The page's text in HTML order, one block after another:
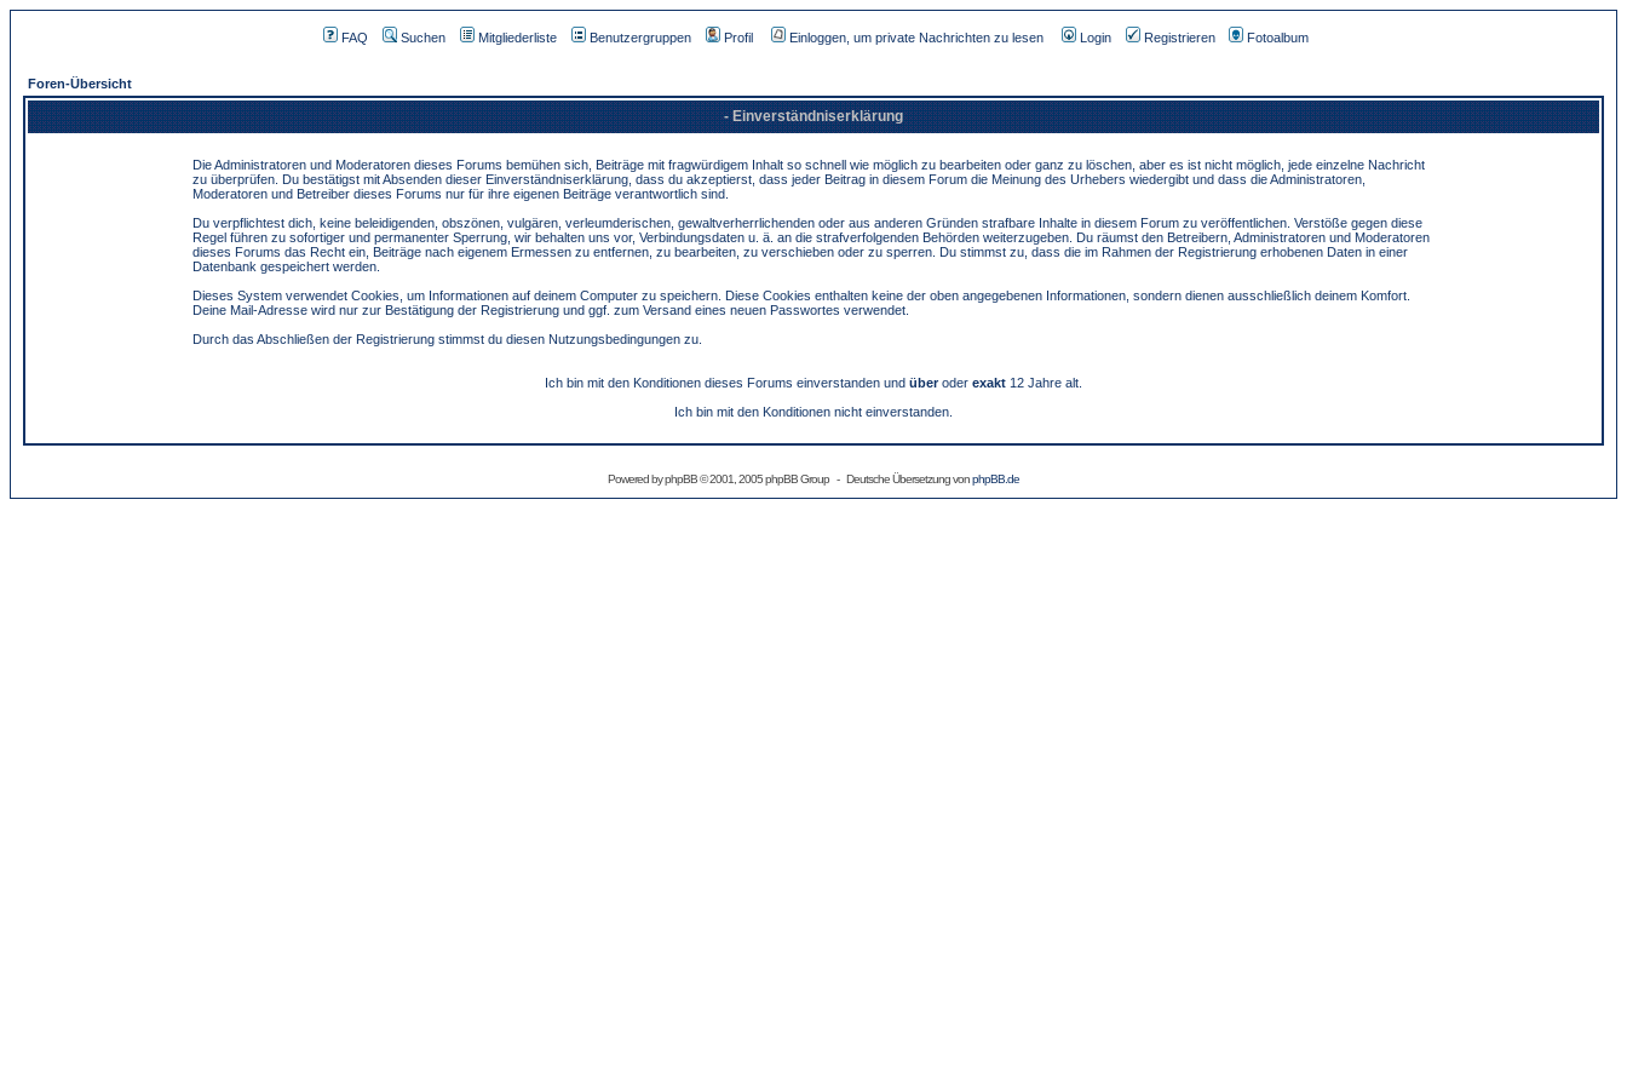
FAQ Suchen Mitgliederliste Benutzergruppen Profil Einloggen, um private Nachrichten zu lesen Login Registrieren Fotoalbum
Foren-Übersicht
- Einverständniserklärung
Die Administratoren und Moderatoren dieses Forums bemühen sich, Beiträge mit fragwürdigem Inhalt so schnell wie möglich zu bearbeiten oder ganz zu löschen, aber es ist nicht möglich, jede einzelne Nachricht
zu überprüfen. Du bestätigst mit Absenden dieser Einverständniserklärung, dass du akzeptierst, dass jeder Beitrag in diesem Forum die Meinung des Urhebers wiedergibt und dass die Administratoren,
Moderatoren und Betreiber dieses Forums nur für ihre eigenen Beiträge verantwortlich sind.
Du verpflichtest dich, keine beleidigenden, obszönen, vulgären, verleumderischen, gewaltverherrlichenden oder aus anderen Gründen strafbare Inhalte in diesem Forum zu veröffentlichen. Verstöße gegen diese
Regel führen zu sofortiger und permanenter Sperrung, wir behalten uns vor, Verbindungsdaten u. ä. an die strafverfolgenden Behörden weiterzugeben. Du räumst den Betreibern, Administratoren und Moderatoren
dieses Forums das Recht ein, Beiträge nach eigenem Ermessen zu entfernen, zu bearbeiten, zu verschieben oder zu sperren. Du stimmst zu, dass die im Rahmen der Registrierung erhobenen Daten in einer
Datenbank gespeichert werden.
Dieses System verwendet Cookies, um Informationen auf deinem Computer zu speichern. Diese Cookies enthalten keine der oben angegebenen Informationen, sondern dienen ausschließlich deinem Komfort.
Deine Mail-Adresse wird nur zur Bestätigung der Registrierung und ggf. zum Versand eines neuen Passwortes verwendet.
Durch das Abschließen der Registrierung stimmst du diesen Nutzungsbedingungen zu.
Ich bin mit den Konditionen dieses Forums einverstanden und überoder exakt 12 Jahre alt.
Ich bin mit den Konditionen nicht einverstanden.
Powered byphpBB© 2001, 2005 phpBB Group - Deutsche Übersetzung vonphpBB.de